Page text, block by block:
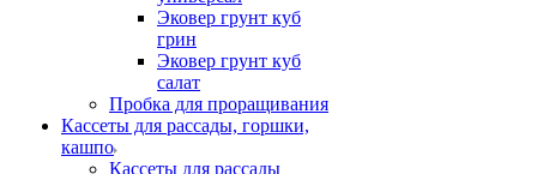
Эковер грунт куб
грин
Эковер грунт куб
салат
Пробка для проращивания
Кассеты для рассады, горшки,
кашпо
Кассеты для рассады